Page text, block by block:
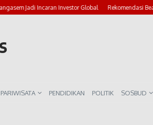
Jadi Incaran Investor Global Rekomendasi
PARIWISATA PENDIDIKAN POLITIK SOSBUD